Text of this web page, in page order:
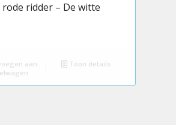
rode ridder – De witte
aan
Toon details